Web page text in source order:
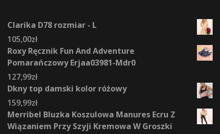
Clarika D78 rozmiar - L
105,00zł
Roxy Ręcznik Fun And Adventure
Pomarańczowy Erjaa03981-Mdr0
127,99zł
Dkny top damski kolor różowy
159,99zł
Merribel Bluzka Koszulowa Manures Ecru Z
Wiązaniem Przy Szyji Kremowa W Groszki